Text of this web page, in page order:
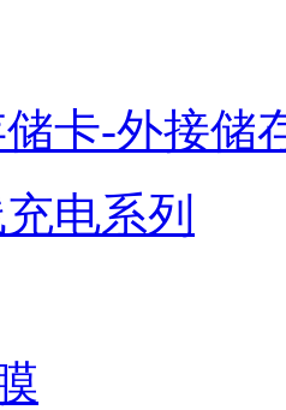
卡-外接储
电系列